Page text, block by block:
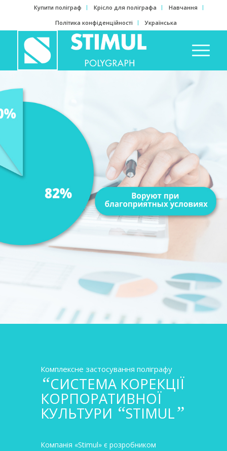
Купити поліграф Крісло для поліграфа
Навчання
Політика конфіденційності
Українська
Комплексне застосування поліграфу
“СИСТЕМА КОРЕКЦІЇ
КОРПОРАТИВНОЇ
КУЛЬТУРИ “STIMUL”
Компанія «Stimul» є розробником